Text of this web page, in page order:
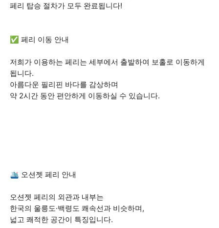
페리 탑승 절차가 모두 완료됩니다!
✅ 페리 이동 안내
저희가 이용하는 페리는 세부에서 출발하여 보홀로 이동하게
됩니다.
아름다운 필리핀 바다를 감상하며
약 2시간 동안 편안하게 이동하실 수 있습니다.
🛳 오션젯 페리 안내
오션젯 페리의 외관과 내부는
한국의 울릉도·백령도 쾌속선과 비슷하며,
넓고 쾌적한 공간이 특징입니다.